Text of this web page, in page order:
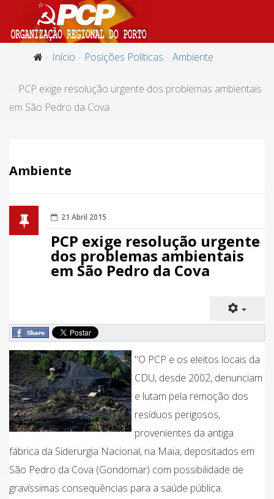
Início Posições Políticas Ambiente
PCP exige resolução urgente dos problemas ambientais
em São Pedro da Cova
Ambiente
21 Abril 2015
PCP exige resolução urgente
dos problemas ambientais
em São Pedro da Cova
"O PCP e os eleitos locais da
CDU, desde 2002, denunciam
e lutam pela remoção dos
resíduos perigosos,
provenientes da antiga
fábrica da Siderurgia Nacional, na Maia, depositados em
São Pedro da Cova (Gondomar) com possibilidade de
gravíssimas consequências para a saúde pública.